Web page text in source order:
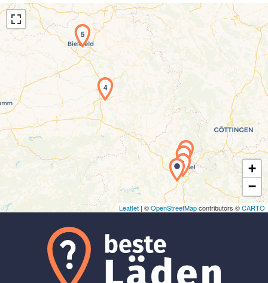
Laden der Karte...
1
23
4
5
+
−
Leaflet | ©OpenStreetMapcontributors ©CARTO